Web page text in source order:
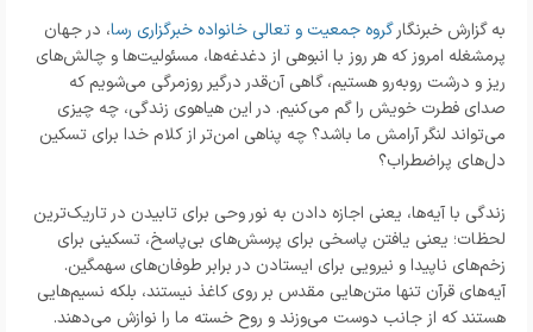
به گزارش خبرنگارگروه جمعیت و تعالی خانواده خبرگزاری رسا، در جهان
پرمشغله امروز که هر روز با انبوهی از دغدغه‌ها، مسئولیت‌ها و چالش‌های
ریز و درشت روبه‌رو هستیم، گاهی آن‌قدر درگیر روزمرگی می‌شویم که
صدای فطرت خویش را گم می‌کنیم. در این هیاهوی زندگی، چه چیزی
می‌تواند لنگر آرامش ما باشد؟ چه پناهی امن‌تر از کلام خدا برای تسکین
دل‌های پراضطراب؟
زندگی با آیه‌ها، یعنی اجازه دادن به نور وحی برای تابیدن در تاریک‌ترین
لحظات؛ یعنی یافتن پاسخی برای پرسش‌های بی‌پاسخ، تسکینی برای
زخم‌های ناپیدا و نیرویی برای ایستادن در برابر طوفان‌های سهمگین.
آیه‌های قرآن تنها متن‌هایی مقدس بر روی کاغذ نیستند، بلکه نسیم‌هایی
هستند که از جانب دوست می‌وزند و روح خسته ما را نوازش می‌دهند.